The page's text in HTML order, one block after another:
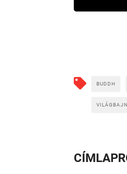
BUDDH